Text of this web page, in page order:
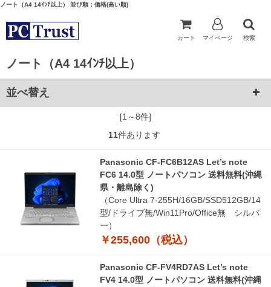
ノート（A4 14ｲﾝﾁ以上） 並び順：価格(高い順)
カート マイページ 検索
ノート（A4 14ｲﾝﾁ以上）
並べ替え
[1～8件]
11件あります
Panasonic CF-FC6B12AS Let’s note
FC6 14.0型 ノートパソコン 送料無料(沖縄
県・離島除く)
（Core Ultra 7-255H/16GB/SSD512GB/14
型/ドライブ無/Win11Pro/Office無 シルバ
ー）
￥255,600（税込）
Panasonic CF-FV4RD7AS Let’s note
FV4 14.0型 ノートパソコン 送料無料(沖縄